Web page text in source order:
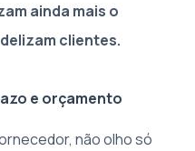
ainda mais o
clientes.
e orçamento
não olho só